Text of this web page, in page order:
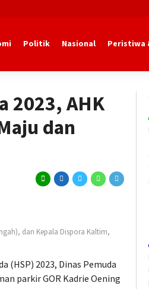
Politik Nasional Peristiwa
2023, AHK
dan
dan Kepala Dispora Kaltim,
(HSP) 2023, Dinas Pemuda
parkir GOR Kadrie Oening